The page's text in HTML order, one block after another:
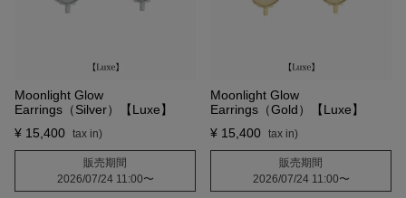
Moonlight Glow
Earrings（Silver）【Luxe】
¥ 15,400
販売期間
2026/07/24 11:00〜
Moonlight Glow
Earrings（Gold）【Luxe】
¥ 15,400
販売期間
2026/07/24 11:00〜